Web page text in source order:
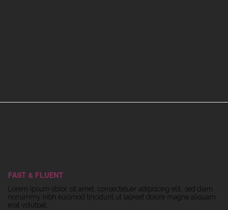
FAST & FLUENT
Lorem ipsum dolor sit amet, consectetuer adipiscing elit, sed diam
nonummy nibh euismod tincidunt ut laoreet dolore magna aliquam
erat volutpat.